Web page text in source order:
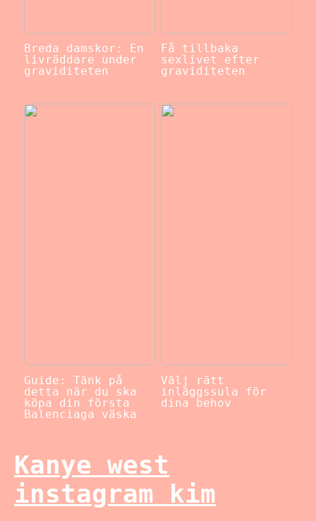
Breda damskor: En
livräddare under
graviditeten
Få tillbaka
sexlivet efter
graviditeten
Guide: Tänk på
detta när du ska
köpa din första
Balenciaga väska
Välj rätt
inläggssula för
dina behov
Kanye west
instagram kim